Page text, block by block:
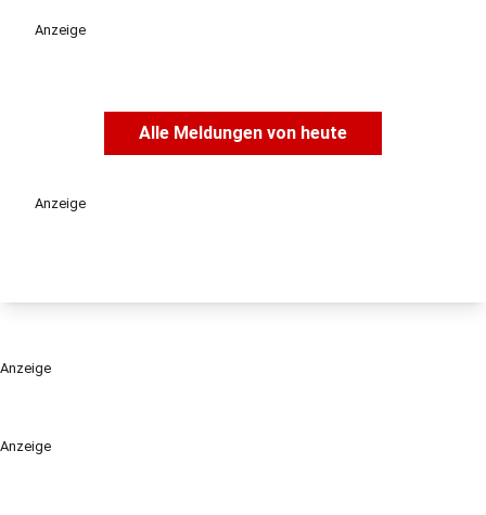
Anzeige
Anzeige
Alle Meldungen von heute
Anzeige
Anzeige